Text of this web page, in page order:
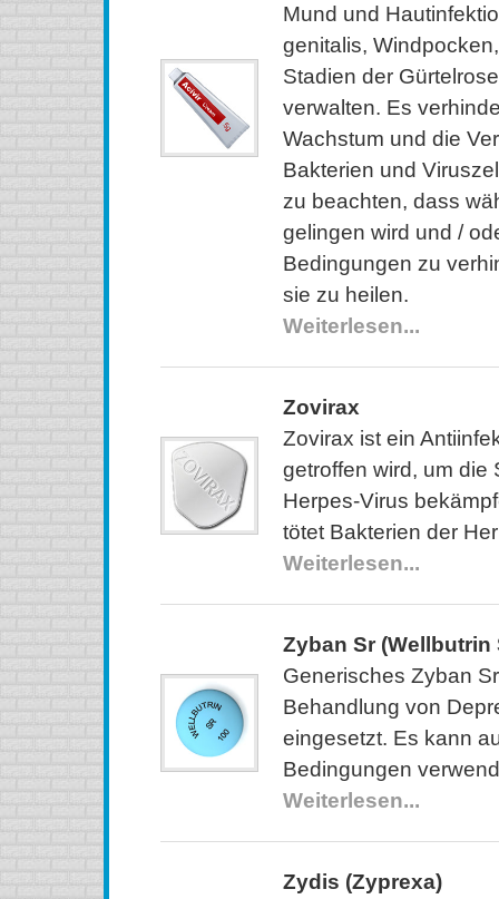
Mund und
genitalis,
Stadien der
verwalten. Es
Wachstum und die
Bakterien und
zu beachten, dass
gelingen wird und /
Bedingungen zu
sie zu heilen.
Weiterlesen...
Zovirax
Zovirax ist ein
getroffen wird, um die
Herpes-Virus
tötet Bakterien der
Weiterlesen...
Zyban Sr (Wellbutrin
Generisches Zyban
Behandlung von
eingesetzt. Es kann
Bedingungen
Weiterlesen...
Zydis (Zyprexa)